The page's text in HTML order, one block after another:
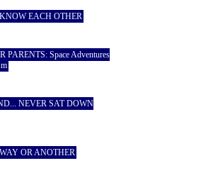
EACH OTHER
PARENTS: Space Adventures
NEVER SAT DOWN
OR ANOTHER